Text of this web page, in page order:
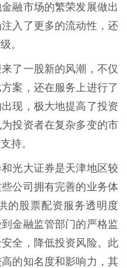
融市场的繁荣发展做出
入了更多的流动性，还
。
了一股新的风潮，不仅
案，还在服务上进行了
现，极大地提高了投资
投资者在复杂多变的市
持。
光大证券是天津地区较
公司拥有完善的业务体
的股票配资服务透明度
金融监管部门的严格监
全，降低投资风险。此
的知名度和影响力，其